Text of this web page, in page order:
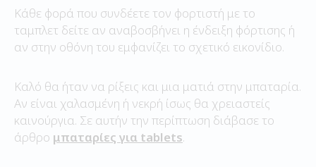
Κάθε φορά που συνδέετε τον φορτιστή με το
ταμπλετ δείτε αν αναβοσβήνει η ένδειξη φόρτισης ή
αν στην οθόνη του εμφανίζει το σχετικό εικονίδιο.
Καλό θα ήταν να ρίξεις και μια ματιά στην μπαταρία.
Αν είναι χαλασμένη ή νεκρή ίσως θα χρειαστείς
καινούργια. Σε αυτήν την περίπτωση διάβασε το
άρθρο μπαταρίες για tablets.